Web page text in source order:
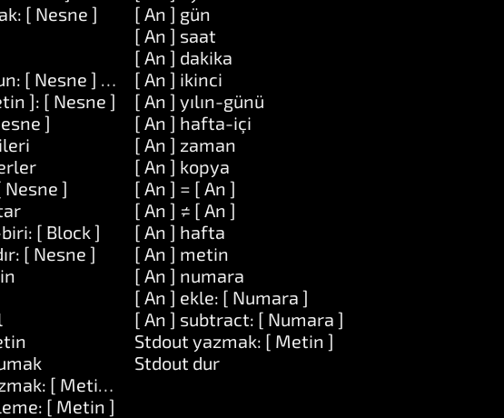
]
]
[ Nesne ]
[ Nesne ] at: [ Nesne ]
]: [ Nesne ]
]
Nesne ]
[ Block ]
[ Nesne ]
[ Metin ]
[ Metin ]
[ An ] gün
[ An ] saat
[ An ] dakika
[ An ] ikinci
[ An ] yılın-günü
[ An ] hafta-içi
[ An ] zaman
[ An ] kopya
[ An ] = [ An ]
[ An ] ≠ [ An ]
[ An ] hafta
[ An ] metin
[ An ] numara
[ An ] ekle: [ Numara ]
[ An ] subtract: [ Numara ]
Stdout yazmak: [ Metin ]
Stdout dur